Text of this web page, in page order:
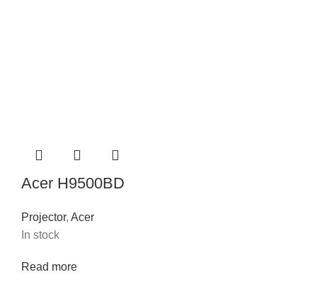
Acer H9500BD
Projector, Acer
In stock
Read more